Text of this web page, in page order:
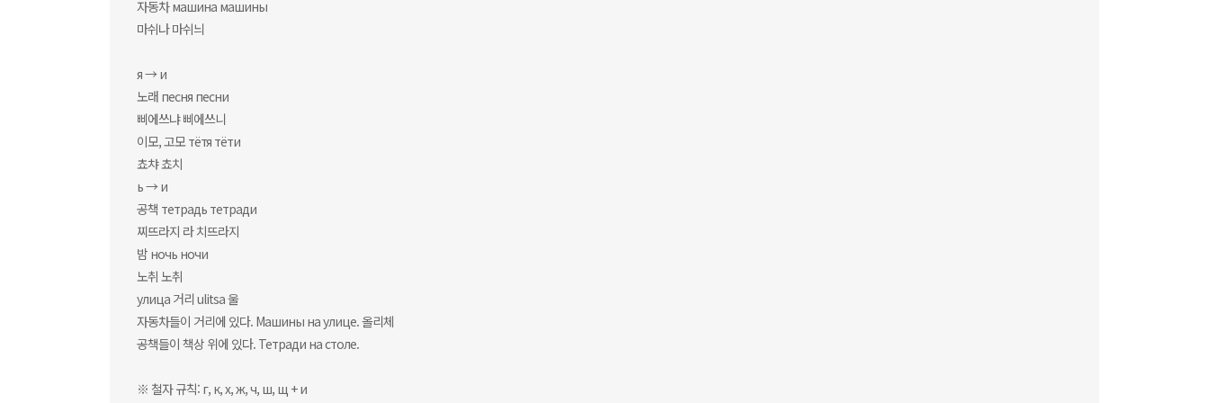
자동차 машина машины
마쉬나 마쉬늬
я → и
노래 песня песни
삐에쓰냐 삐에쓰니
이모, 고모 тётя тёти
쵸챠 쵸치
ь → и
공책 тетрадь тетради
찌뜨라지 라 치뜨라지
밤 ночь ночи
노취 노취
улица 거리 ulitsa 울
자동차들이 거리에 있다. Машины на улице. 올리체
공책들이 책상 위에 있다. Тетради на столе.
※ 철자 규칙: г, к, х, ж, ч, ш, щ + и